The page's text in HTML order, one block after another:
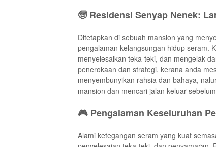
🧓 Residensi Senyap Nenek:
Ditetapkan di sebuah mansion yang
pengalaman kelangsungan hidup seram.
menyelesaikan teka-teki, dan mengelak
penerokaan dan strategi, kerana anda
menyembunyikan rahsia dan bahaya,
mansion dan mencari jalan keluar
🎮 Pengalaman Keseluruhan
Alami ketegangan seram yang kuat